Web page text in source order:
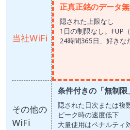
当社WiFi
その他の
WiFi
正真正銘のデータ
隠された上限なし
1日の制限なし。FUP
24時間365日、好きな
条件付きの「無制限
隠された日次または複
ピーク時の速度低下
大量使用はペナルティ